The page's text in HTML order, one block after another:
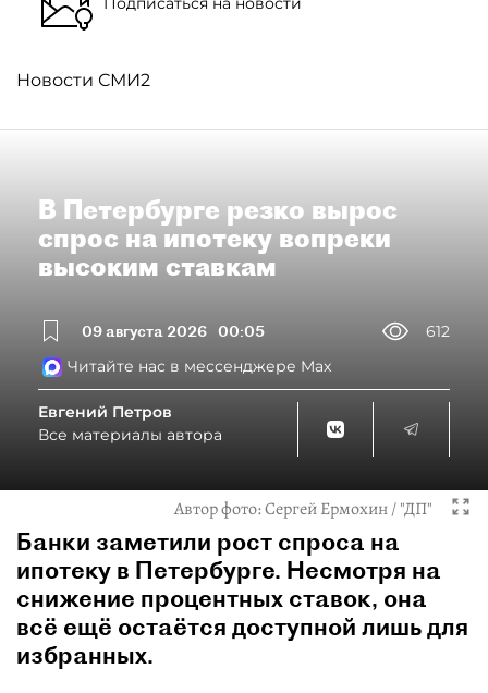
Новости СМИ2
В Петербурге резко вырос
спрос на ипотеку вопреки
высоким ставкам
09 августа 2026 00:05
612
Читайте нас в мессенджере Max
Евгений Петров
Все материалы автора
Автор фото:Сергей Ермохин / "ДП"
Банки заметили рост спроса на
ипотеку в Петербурге. Несмотря на
снижение процентных ставок, она
всё ещё остаётся доступной лишь для
избранных.